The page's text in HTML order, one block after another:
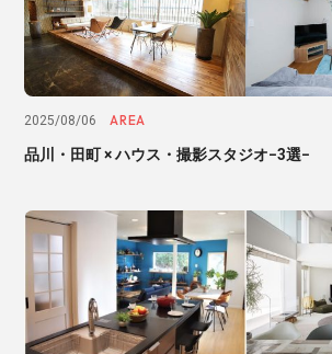
2025/08/06 AREA
品川・田町 × ハウス・撮影スタジオ−3選−